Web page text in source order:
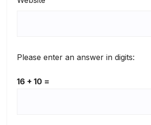
Please enter an answer in digits:
16 + 10 =